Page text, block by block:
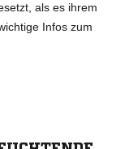
als es ihrem
Infos zum